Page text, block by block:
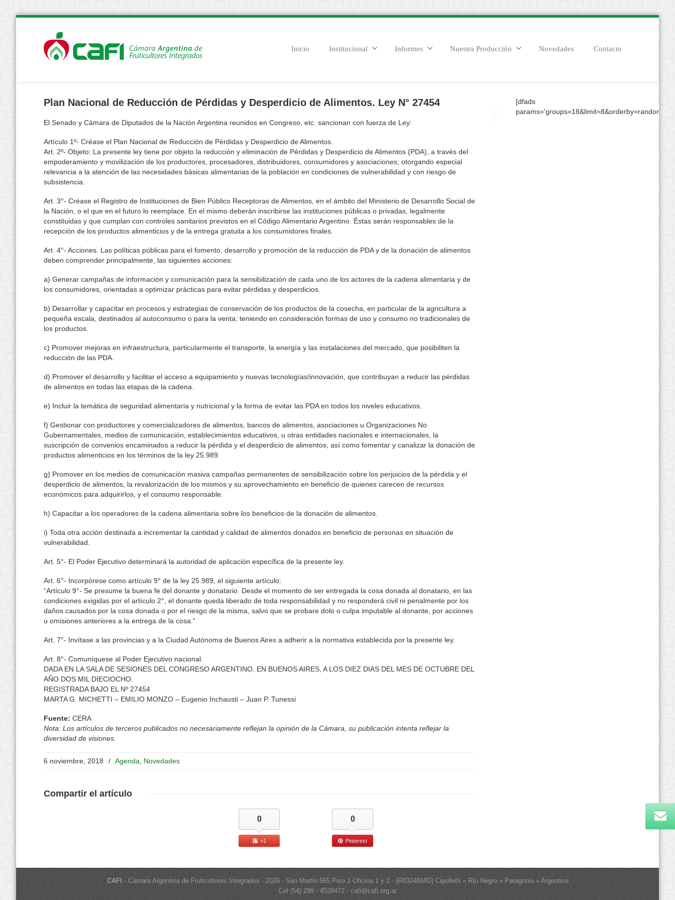
Inicio Institucional Informes Nuestra Producción Novedades Contacto
Plan Nacional de Reducción de Pérdidas y Desperdicio de Alimentos. Ley N° 27454
El Senado y Cámara de Diputados de la Nación Argentina reunidos en Congreso, etc. sancionan con fuerza de Ley:
Artículo 1º- Créase el Plan Nacional de Reducción de Pérdidas y Desperdicio de Alimentos.
Art. 2º- Objeto: La presente ley tiene por objeto la reducción y eliminación de Pérdidas y Desperdicio de Alimentos (PDA), a través del
empoderamiento y movilización de los productores, procesadores, distribuidores, consumidores y asociaciones; otorgando especial
relevancia a la atención de las necesidades básicas alimentarias de la población en condiciones de vulnerabilidad y con riesgo de
subsistencia.
Art. 3°- Créase el Registro de Instituciones de Bien Público Receptoras de Alimentos, en el ámbito del Ministerio de Desarrollo Social de
la Nación, o el que en el futuro lo reemplace. En el mismo deberán inscribirse las instituciones públicas o privadas, legalmente
constituidas y que cumplan con controles sanitarios previstos en el Código Alimentario Argentino. Éstas serán responsables de la
recepción de los productos alimenticios y de la entrega gratuita a los consumidores finales.
Art. 4°- Acciones. Las políticas públicas para el fomento, desarrollo y promoción de la reducción de PDA y de la donación de alimentos
deben comprender principalmente, las siguientes acciones:
a) Generar campañas de información y comunicación para la sensibilización de cada uno de los actores de la cadena alimentaria y de
los consumidores, orientadas a optimizar prácticas para evitar pérdidas y desperdicios.
b) Desarrollar y capacitar en procesos y estrategias de conservación de los productos de la cosecha, en particular de la agricultura a
pequeña escala, destinados al autoconsumo o para la venta; teniendo en consideración formas de uso y consumo no tradicionales de
los productos.
c) Promover mejoras en infraestructura, particularmente el transporte, la energía y las instalaciones del mercado, que posibiliten la
reducción de las PDA.
d) Promover el desarrollo y facilitar el acceso a equipamiento y nuevas tecnologías/innovación, que contribuyan a reducir las pérdidas
de alimentos en todas las etapas de la cadena.
e) Incluir la temática de seguridad alimentaria y nutricional y la forma de evitar las PDA en todos los niveles educativos.
f) Gestionar con productores y comercializadores de alimentos, bancos de alimentos, asociaciones u Organizaciones No
Gubernamentales, medios de comunicación, establecimientos educativos, u otras entidades nacionales e internacionales, la
suscripción de convenios encaminados a reducir la pérdida y el desperdicio de alimentos, así como fomentar y canalizar la donación de
productos alimenticios en los términos de la ley 25.989.
g) Promover en los medios de comunicación masiva campañas permanentes de sensibilización sobre los perjuicios de la pérdida y el
desperdicio de alimentos, la revalorización de los mismos y su aprovechamiento en beneficio de quienes carecen de recursos
económicos para adquirirlos, y el consumo responsable.
h) Capacitar a los operadores de la cadena alimentaria sobre los beneficios de la donación de alimentos.
i) Toda otra acción destinada a incrementar la cantidad y calidad de alimentos donados en beneficio de personas en situación de
vulnerabilidad.
Art. 5°- El Poder Ejecutivo determinará la autoridad de aplicación específica de la presente ley.
Art. 6°- Incorpórese como artículo 9° de la ley 25.989, el siguiente artículo:
“Artículo 9°- Se presume la buena fe del donante y donatario. Desde el momento de ser entregada la cosa donada al donatario, en las
condiciones exigidas por el artículo 2°, el donante queda liberado de toda responsabilidad y no responderá civil ni penalmente por los
daños causados por la cosa donada o por el riesgo de la misma, salvo que se probare dolo o culpa imputable al donante, por acciones
u omisiones anteriores a la entrega de la cosa.”
Art. 7°- Invítase a las provincias y a la Ciudad Autónoma de Buenos Aires a adherir a la normativa establecida por la presente ley.
Art. 8°- Comuníquese al Poder Ejecutivo nacional.
DADA EN LA SALA DE SESIONES DEL CONGRESO ARGENTINO, EN BUENOS AIRES, A LOS DIEZ DIAS DEL MES DE OCTUBRE DEL
AÑO DOS MIL DIECIOCHO.
REGISTRADA BAJO EL Nº 27454
MARTA G. MICHETTI – EMILIO MONZO – Eugenio Inchausti – Juan P. Tunessi
Fuente: CERA
Nota: Los artículos de terceros publicados no necesariamente reflejan la opinión de la Cámara, su publicación intenta reflejar la
diversidad de visiones.
6 noviembre, 2018 / Agenda Novedades
Compartir el artículo
0
+1
0
Pinterest
[dfads
CAFI - Cámara Argentina de Fruticultores Integrados - 2026 - San Martin 565 Piso 1 Oficina 1 y 2 - (R8324BMO) Cipolletti » Río Negro » Patagonia » Argentina
Cel (54) 299 - 4528472 - cafi@cafi.org.ar